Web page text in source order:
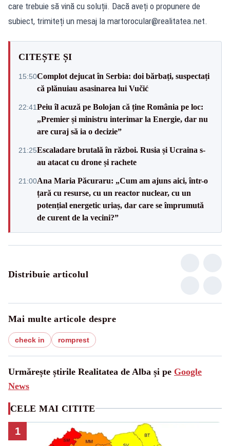
care trebuie să vină cu soluții. Dacă aveți o propunere de
subiect, trimiteți un mesaj la martorocular@realitatea.net.
CITEȘTE ȘI
15:50Complot dejucat în Serbia: doi bărbați, suspectați
că plănuiau asasinarea lui Vučić
22:41Peiu îl acuză pe Bolojan că ține România pe loc:
„Premier și ministru interimar la Energie, dar nu
are curaj să ia o decizie”
21:25Escaladare brutală în război. Rusia și Ucraina s-
au atacat cu drone și rachete
21:00Ana Maria Păcuraru: „Cum am ajuns aici, într-o
țară cu resurse, cu un reactor nuclear, cu un
potențial energetic uriaș, dar care se împrumută
de curent de la vecini?”
Distribuie articolul
Mai multe articole despre
check in romprest
Urmărește știrile Realitatea de Alba și pe Google
News
CELE MAI CITITE
1